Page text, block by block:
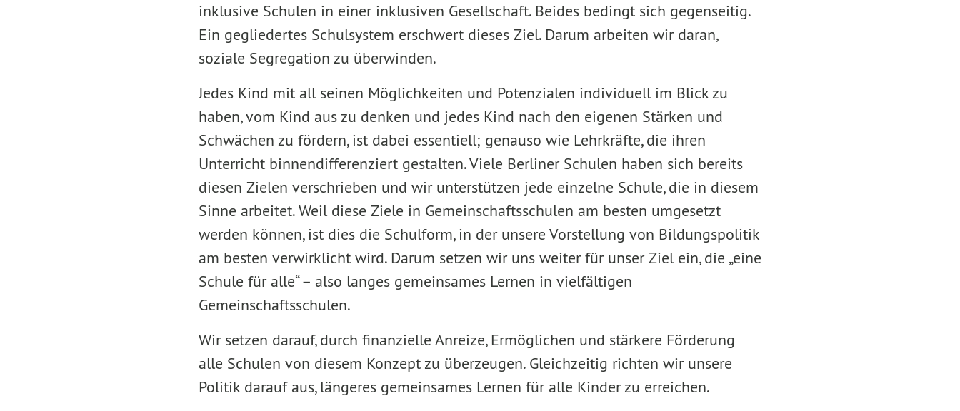
inklusive Schulen in einer inklusiven Gesellschaft. Beides bedingt sich gegenseitig.
Ein gegliedertes Schulsystem erschwert dieses Ziel. Darum arbeiten wir daran,
soziale Segregation zu überwinden.
Jedes Kind mit all seinen Möglichkeiten und Potenzialen individuell im Blick zu
haben, vom Kind aus zu denken und jedes Kind nach den eigenen Stärken und
Schwächen zu fördern, ist dabei essentiell; genauso wie Lehrkräfte, die ihren
Unterricht binnendifferenziert gestalten. Viele Berliner Schulen haben sich bereits
diesen Zielen verschrieben und wir unterstützen jede einzelne Schule, die in diesem
Sinne arbeitet. Weil diese Ziele in Gemeinschaftsschulen am besten umgesetzt
werden können, ist dies die Schulform, in der unsere Vorstellung von Bildungspolitik
am besten verwirklicht wird. Darum setzen wir uns weiter für unser Ziel ein, die „eine
Schule für alle“ – also langes gemeinsames Lernen in vielfältigen
Gemeinschaftsschulen.
Wir setzen darauf, durch finanzielle Anreize, Ermöglichen und stärkere Förderung
alle Schulen von diesem Konzept zu überzeugen. Gleichzeitig richten wir unsere
Politik darauf aus, längeres gemeinsames Lernen für alle Kinder zu erreichen.